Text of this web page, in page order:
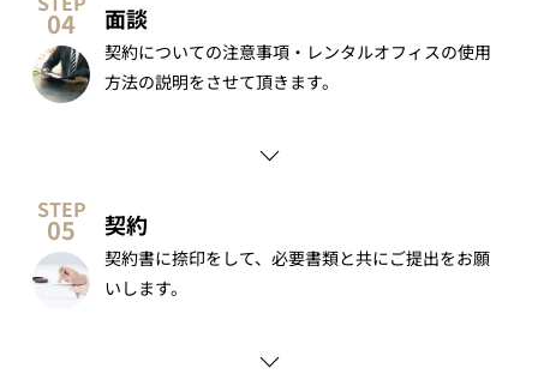
面談
契約についての注意事項・レンタルオフィスの使用
方法の説明をさせて頂きます。
契約
契約書に捺印をして、必要書類と共にご提出をお願
いします。